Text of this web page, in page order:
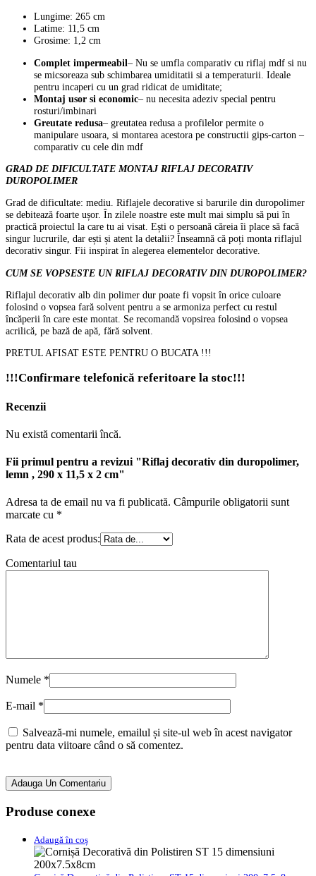
Lungime: 265 cm
Latime: 11,5 cm
Grosime: 1,2 cm
Complet impermeabil– Nu se umfla comparativ cu riflaj mdf si nu
se micsoreaza sub schimbarea umiditatii si a temperaturii. Ideale
pentru incaperi cu un grad ridicat de umiditate;
Montaj usor si economic– nu necesita adeziv special pentru
rosturi/imbinari
Greutate redusa– greutatea redusa a profilelor permite o
manipulare usoara, si montarea acestora pe constructii gips-carton –
comparativ cu cele din mdf
GRAD DE DIFICULTATE MONTAJ RIFLAJ DECORATIV
DUROPOLIMER
Grad de dificultate: mediu. Riflajele decorative si barurile din duropolimer
se debitează foarte ușor. În zilele noastre este mult mai simplu să pui în
practică proiectul la care tu ai visat. Ești o persoană căreia îi place să facă
singur lucrurile, dar ești și atent la detalii? Înseamnă că poți monta riflajul
decorativ singur. Fii inspirat în alegerea elementelor decorative.
CUM SE VOPSESTE UN RIFLAJ DECORATIV DIN DUROPOLIMER?
Riflajul decorativ alb din polimer dur poate fi vopsit în orice culoare
folosind o vopsea fară solvent pentru a se armoniza perfect cu restul
încăperii în care este montat. Se recomandă vopsirea folosind o vopsea
acrilică, pe bază de apă, fără solvent.
PRETUL AFISAT ESTE PENTRU O BUCATA !!!
!!!Confirmare telefonică referitoare la stoc!!!
Recenzii
Nu există comentarii încă.
Fii primul pentru a revizui "Riflaj decorativ din duropolimer,
lemn , 290 x 11,5 x 2 cm"
Adresa ta de email nu va fi publicată. Câmpurile obligatorii sunt
marcate cu *
Rata de acest produs:
Comentariul tau
Numele *
E-mail *
Salvează-mi numele, emailul și site-ul web în acest navigator
pentru data viitoare când o să comentez.
Adauga Un Comentariu
Produse conexe
Adaugă în coș